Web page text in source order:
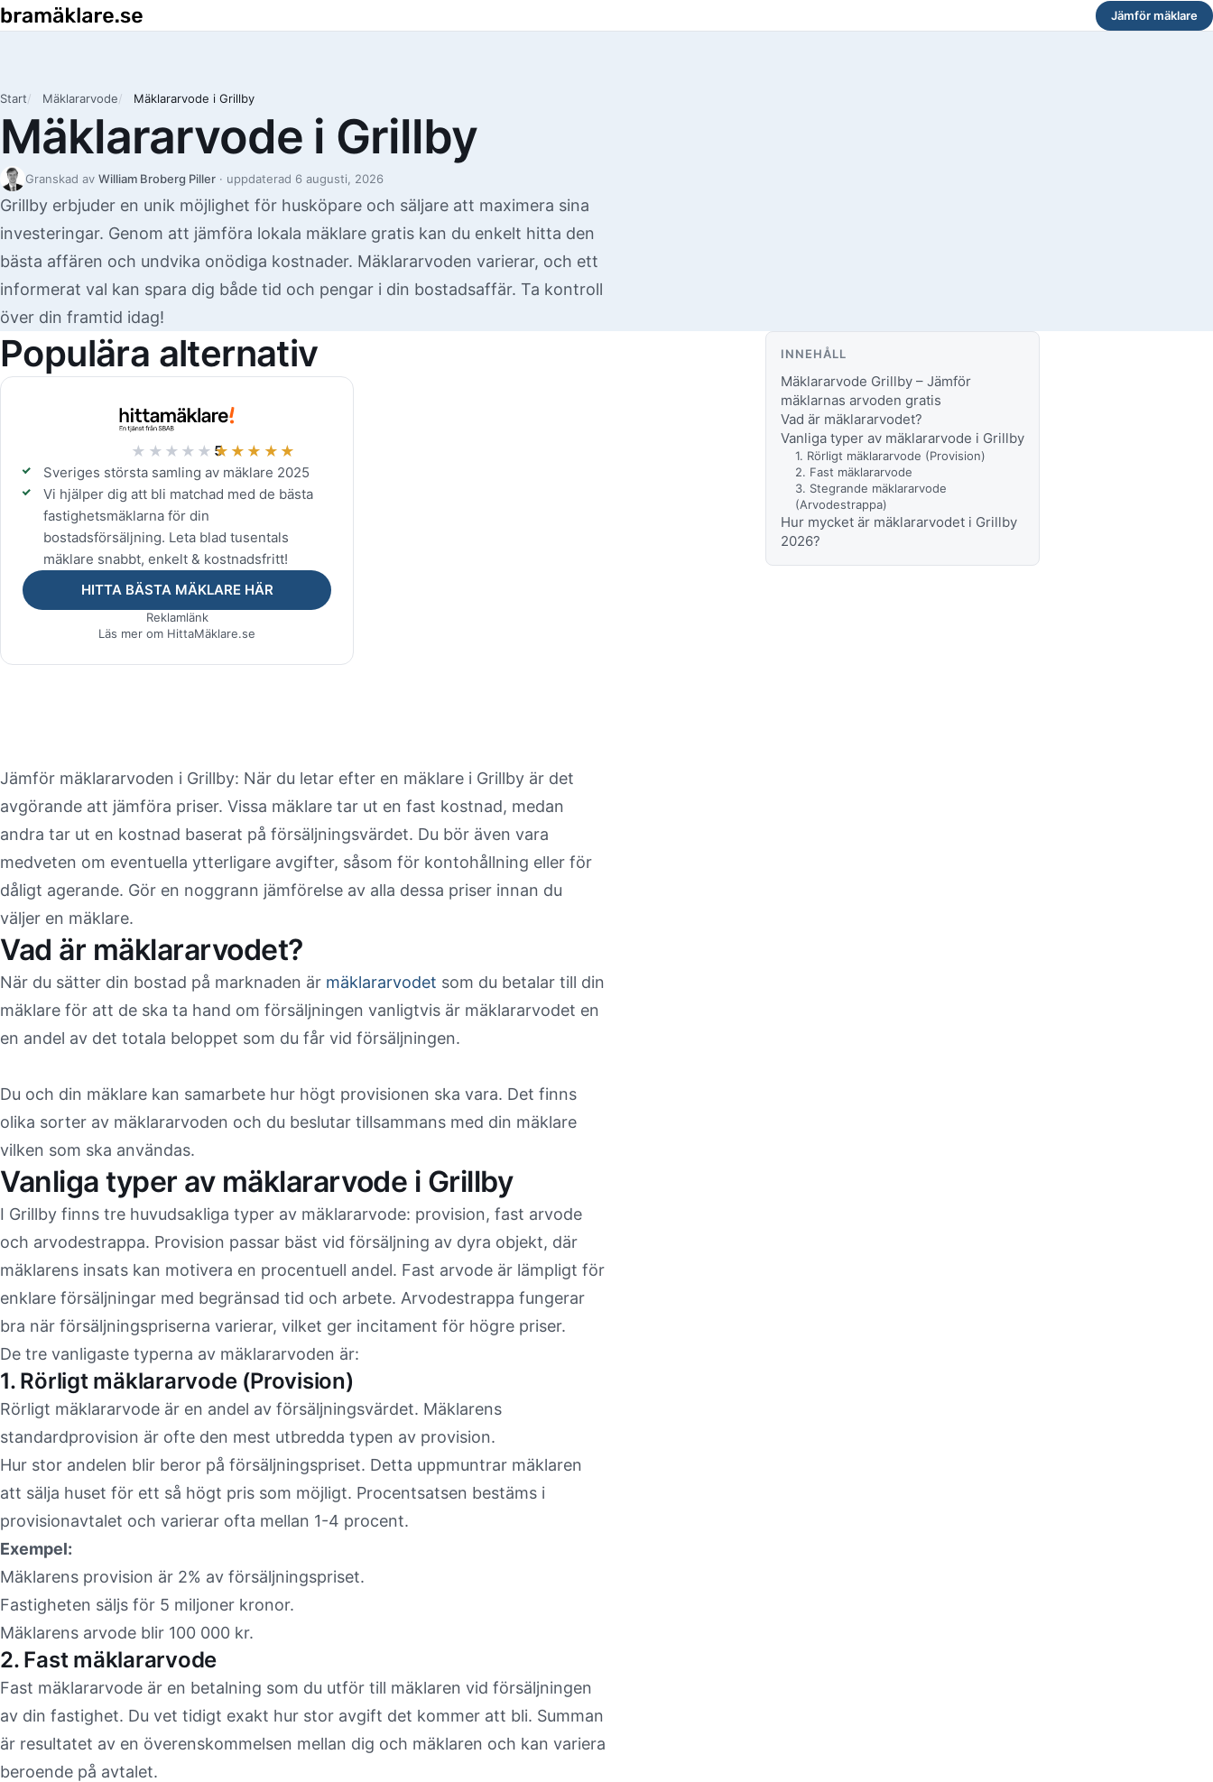
Jämför mäklare
Start Mäklararvode Mäklararvode i Grillby
Mäklararvode i Grillby
Granskad av William Broberg Piller · uppdaterad 6 augusti, 2026
Grillby erbjuder en unik möjlighet för husköpare och säljare att maximera sina
investeringar. Genom att jämföra lokala mäklare gratis kan du enkelt hitta den
bästa affären och undvika onödiga kostnader. Mäklararvoden varierar, och ett
informerat val kan spara dig både tid och pengar i din bostadsaffär. Ta kontroll
över din framtid idag!
Populära alternativ
★★★★★ ★★★★★
5
Sveriges största samling av mäklare 2025
Vi hjälper dig att bli matchad med de bästa
fastighetsmäklarna för din
bostadsförsäljning. Leta blad tusentals
mäklare snabbt, enkelt & kostnadsfritt!
HITTA BÄSTA MÄKLARE HÄR
Reklamlänk
Läs mer om HittaMäklare.se
Jämför mäklararvoden i Grillby: När du letar efter en mäklare i Grillby är det
avgörande att jämföra priser. Vissa mäklare tar ut en fast kostnad, medan
andra tar ut en kostnad baserat på försäljningsvärdet. Du bör även vara
medveten om eventuella ytterligare avgifter, såsom för kontohållning eller för
dåligt agerande. Gör en noggrann jämförelse av alla dessa priser innan du
väljer en mäklare.
Vad är mäklararvodet?
När du sätter din bostad på marknaden är mäklararvodet som du betalar till din
mäklare för att de ska ta hand om försäljningen vanligtvis är mäklararvodet en
en andel av det totala beloppet som du får vid försäljningen.
Du och din mäklare kan samarbete hur högt provisionen ska vara. Det finns
olika sorter av mäklararvoden och du beslutar tillsammans med din mäklare
vilken som ska användas.
Vanliga typer av mäklararvode i Grillby
I Grillby finns tre huvudsakliga typer av mäklararvode: provision, fast arvode
och arvodestrappa. Provision passar bäst vid försäljning av dyra objekt, där
mäklarens insats kan motivera en procentuell andel. Fast arvode är lämpligt för
enklare försäljningar med begränsad tid och arbete. Arvodestrappa fungerar
bra när försäljningspriserna varierar, vilket ger incitament för högre priser.
De tre vanligaste typerna av mäklararvoden är:
1. Rörligt mäklararvode (Provision)
Rörligt mäklararvode är en andel av försäljningsvärdet. Mäklarens
standardprovision är ofte den mest utbredda typen av provision.
Hur stor andelen blir beror på försäljningspriset. Detta uppmuntrar mäklaren
att sälja huset för ett så högt pris som möjligt. Procentsatsen bestäms i
provisionavtalet och varierar ofta mellan 1-4 procent.
Exempel:
Mäklarens provision är 2% av försäljningspriset.
Fastigheten säljs för 5 miljoner kronor.
Mäklarens arvode blir 100 000 kr.
2. Fast mäklararvode
Fast mäklararvode är en betalning som du utför till mäklaren vid försäljningen
av din fastighet. Du vet tidigt exakt hur stor avgift det kommer att bli. Summan
är resultatet av en överenskommelsen mellan dig och mäklaren och kan variera
beroende på avtalet.
INNEHÅLL
Mäklararvode Grillby – Jämför
mäklarnas arvoden gratis
Vad är mäklararvodet?
Vanliga typer av mäklararvode i Grillby
1. Rörligt mäklararvode (Provision)
2. Fast mäklararvode
3. Stegrande mäklararvode
(Arvodestrappa)
Hur mycket är mäklararvodet i Grillby
2026?